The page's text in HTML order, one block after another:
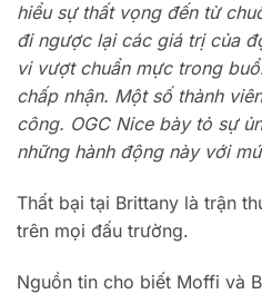
hiểu sự thất vọng đến từ
đi ngược lại các giá trị của
vi vượt chuẩn mực trong
chấp nhận. Một số thành
công. OGC Nice bày tỏ sự
những hành động này với
Thất bại tại Brittany là trận
trên mọi đấu trường.
Nguồn tin cho biết Moffi và